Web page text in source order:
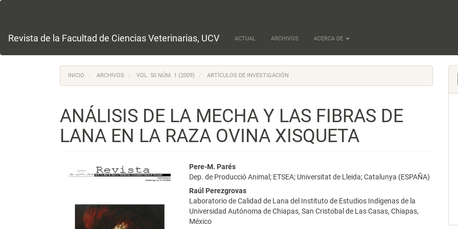
principal
lateral
Revista de la Facultad de Ciencias Veterinarias, UCV ACTUAL ARCHIVOS ACERCA DE
INICIO ARCHIVOS VOL. 50 NÚM. 1 (2009) ARTÍCULOS DE INVESTIGACIÓN
ANÁLISIS DE LA MECHA Y LAS FIBRAS DE
LANA EN LA RAZA OVINA XISQUETA
Barra
del
artículo
Contenido
principal
del
artículo
Pere-M. Parés
Dep. de Producció Animal; ETSEA; Universitat de Lleida; Catalunya (ESPAÑA)
Raúl Perezgrovas
Laboratorio de Calidad de Lana del Instituto de Estudios Indígenas de la
Universidad Autónoma de Chiapas, San Cristobal de Las Casas, Chiapas,
México